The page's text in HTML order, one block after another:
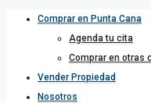
Comprar en Punta Cana
Agenda tu cita
Comprar en otras
Vender Propiedad
Nosotros